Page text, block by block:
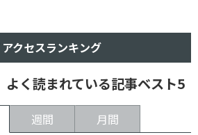
クセスランキング
よく読まれている記事ベスト5
週間 月間